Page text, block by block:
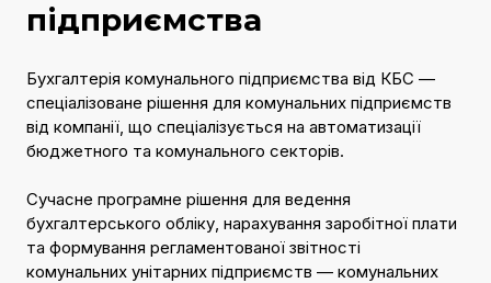
підприємства
Бухгалтерія комунального підприємства від КБС —
спеціалізоване рішення для комунальних підприємств
від компанії, що спеціалізується на автоматизації
бюджетного та комунального секторів.
Сучасне програмне рішення для ведення
бухгалтерського обліку, нарахування заробітної плати
та формування регламентованої звітності
комунальних унітарних підприємств — комунальних